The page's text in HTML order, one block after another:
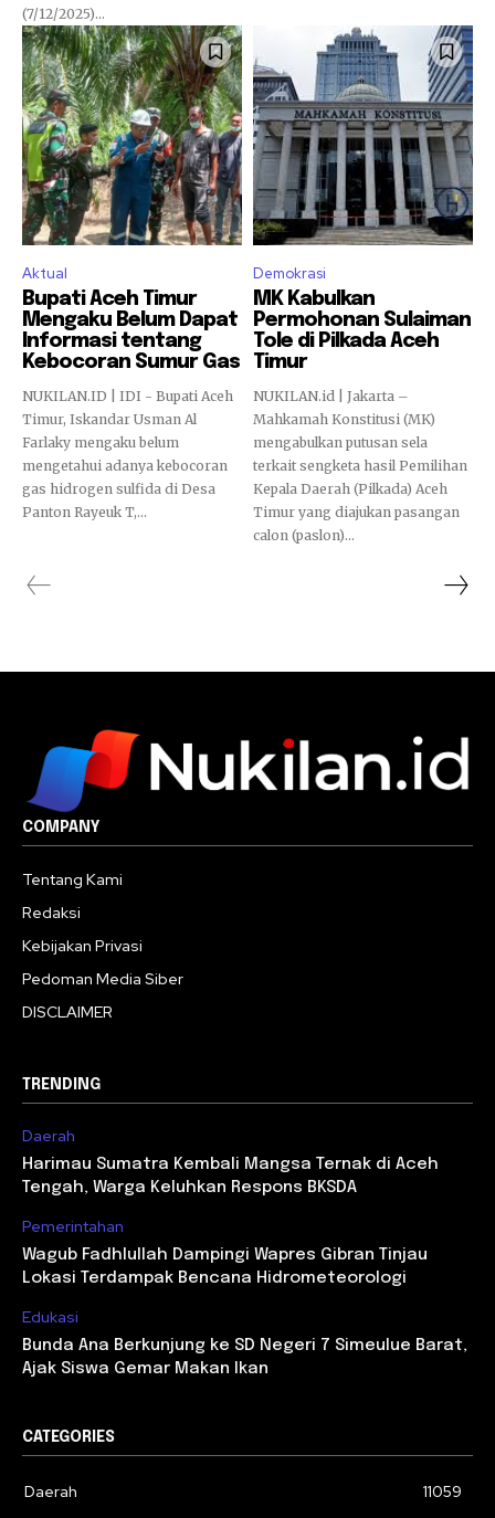
(7/12/2025)...
Aktual
Bupati Aceh Timur
Mengaku Belum Dapat
Informasi tentang
Kebocoran Sumur Gas
NUKILAN.ID | IDI - Bupati Aceh
Timur, Iskandar Usman Al
Farlaky mengaku belum
mengetahui adanya kebocoran
gas hidrogen sulfida di Desa
Panton Rayeuk T,...
Demokrasi
MK Kabulkan
Permohonan Sulaiman
Tole di Pilkada Aceh
Timur
NUKILAN.id | Jakarta –
Mahkamah Konstitusi (MK)
mengabulkan putusan sela
terkait sengketa hasil Pemilihan
Kepala Daerah (Pilkada) Aceh
Timur yang diajukan pasangan
calon (paslon)...
COMPANY
Tentang Kami
Redaksi
Kebijakan Privasi
Pedoman Media Siber
DISCLAIMER
TRENDING
Daerah
Harimau Sumatra Kembali Mangsa Ternak di Aceh
Tengah, Warga Keluhkan Respons BKSDA
Pemerintahan
Wagub Fadhlullah Dampingi Wapres Gibran Tinjau
Lokasi Terdampak Bencana Hidrometeorologi
Edukasi
Bunda Ana Berkunjung ke SD Negeri 7 Simeulue Barat,
Ajak Siswa Gemar Makan Ikan
CATEGORIES
Daerah
11059